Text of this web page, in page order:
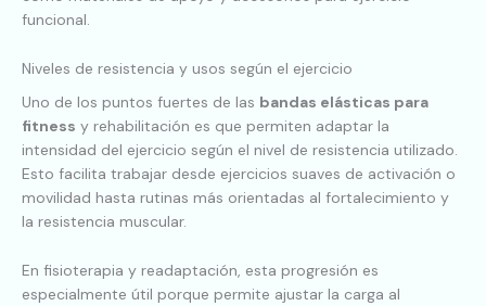
funcional.
Niveles de resistencia y usos según el ejercicio
Uno de los puntos fuertes de las bandas elásticas para
fitness y rehabilitación es que permiten adaptar la
intensidad del ejercicio según el nivel de resistencia utilizado.
Esto facilita trabajar desde ejercicios suaves de activación o
movilidad hasta rutinas más orientadas al fortalecimiento y
la resistencia muscular.
En fisioterapia y readaptación, esta progresión es
especialmente útil porque permite ajustar la carga al